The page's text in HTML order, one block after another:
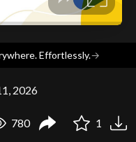
Effortlessly.→
2026
780 1